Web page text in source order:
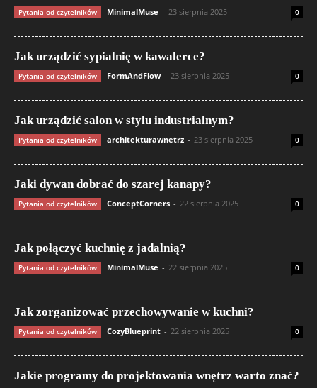
Pytania od czytelników MinimalMuse - 23 sierpnia 2025 0
Jak urządzić sypialnię w kawalerce?
Pytania od czytelników FormAndFlow - 23 sierpnia 2025 0
Jak urządzić salon w stylu industrialnym?
Pytania od czytelników architekturawnetrz - 23 sierpnia 2025 0
Jaki dywan dobrać do szarej kanapy?
Pytania od czytelników ConceptCorners - 22 sierpnia 2025 0
Jak połączyć kuchnię z jadalnią?
Pytania od czytelników MinimalMuse - 22 sierpnia 2025 0
Jak zorganizować przechowywanie w kuchni?
Pytania od czytelników CozyBlueprint - 22 sierpnia 2025 0
Jakie programy do projektowania wnętrz warto znać?